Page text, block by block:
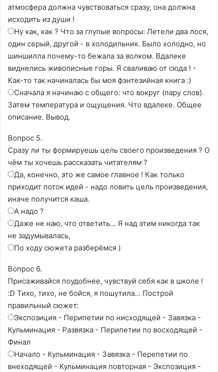
атмосфера должна чувствоваться сразу, она должна
исходить из души !
Ну как, как ? Что за глупые вопросы: Летели два лося,
один серый, другой - в холодильник. Было холодно, но
шиншилла почему-то бежала за волком. Вдалеке
виднелись живописные горы. Я сваливаю от сюда ! -
Как-то так начиналась бы моя фэнтезийная книга :)
Сначала я начинаю с общего: что вокруг (пару слов).
Затем температура и ощущения. Что вдалеке. Общее
описание. Вывод.
Вопрос 5.
Сразу ли ты формируешь цель своего произведения ? О
чём ты хочешь рассказать читателям ?
Да, конечно, это же самое главное ! Как только
приходит поток идей - надо ловить цель произведения,
иначе получится каша.
А надо ?
Даже не наю, что ответить... Я над этим никогда так
не задумывалась,
По ходу сюжета разберёмся )
Вопрос 6.
Присаживайся поудобнее, чувствуй себя как в школе !
:D Тихо, тихо, не бойся, я пошутила... Построй
правильный сюжет:
Экспозиция - Перипетии по нисходящей - Завязка -
Кульминация - Развязка - Перипетии по восходящей -
Финал
Начало - Кульминация - Завязка - Перепетии по
внеходящей - Кульминация повторная - Экспозиция -